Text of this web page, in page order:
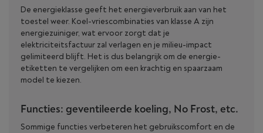
De energieklasse geeft het energieverbruik aan van het
toestel weer. Koel-vriescombinaties van klasse A zijn
energiezuiniger, wat ervoor zorgt dat je
elektriciteitsfactuur zal verlagen en je milieu-impact
gelimiteerd blijft. Het is dus belangrijk om de energie-
etiketten te vergelijken om een krachtig en spaarzaam
model te kiezen.
Functies: geventileerde koeling, No Frost, etc.
Sommige functies verbeteren het gebruikscomfort en de